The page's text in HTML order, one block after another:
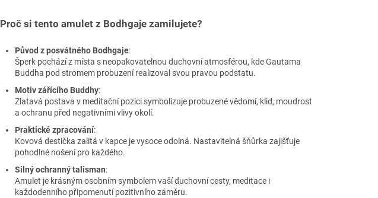
Proč si tento amulet z Bodhgaje zamilujete?
Původ z posvátného Bodhgaje:
Šperk pochází z místa s neopakovatelnou duchovní atmosférou, kde Gautama
Buddha pod stromem probuzení realizoval svou pravou podstatu.
Motiv zářícího Buddhy:
Zlatavá postava v meditační pozici symbolizuje probuzené vědomí, klid, moudrost
a ochranu před negativními vlivy okolí.
Praktické zpracování:
Kovová destička zalitá v kapce je vysoce odolná. Nastavitelná šňůrka zajišťuje
pohodlné nošení pro každého.
Silný ochranný talisman:
Amulet je krásným osobním symbolem vaší duchovní cesty, meditace i
každodenního připomenutí pozitivního záměru.